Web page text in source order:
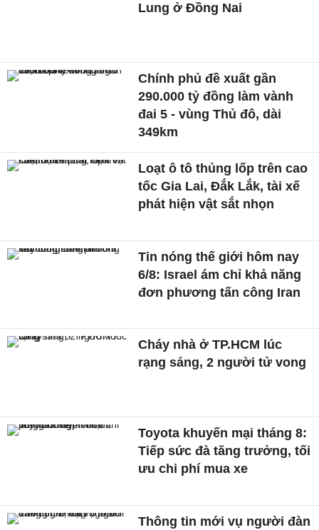
Lung ở Đồng Nai
Chính phủ đề xuất gần
290.000 tỷ đồng làm vành
đai 5 - vùng Thủ đô, dài
349km
Loạt ô tô thủng lốp trên cao
tốc Gia Lai, Đắk Lắk, tài xế
phát hiện vật sắt nhọn
Tin nóng thế giới hôm nay
6/8: Israel ám chỉ khả năng
đơn phương tấn công Iran
Cháy nhà ở TP.HCM lúc
rạng sáng, 2 người tử vong
Toyota khuyến mại tháng 8:
Tiếp sức đà tăng trưởng, tối
ưu chi phí mua xe
Thông tin mới vụ người đàn